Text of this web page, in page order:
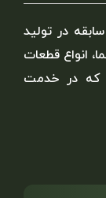
در تولید
انواع قطعات
که در خدمت